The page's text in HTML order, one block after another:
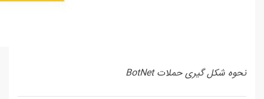
نحوه شکل گیری حملات BotNet